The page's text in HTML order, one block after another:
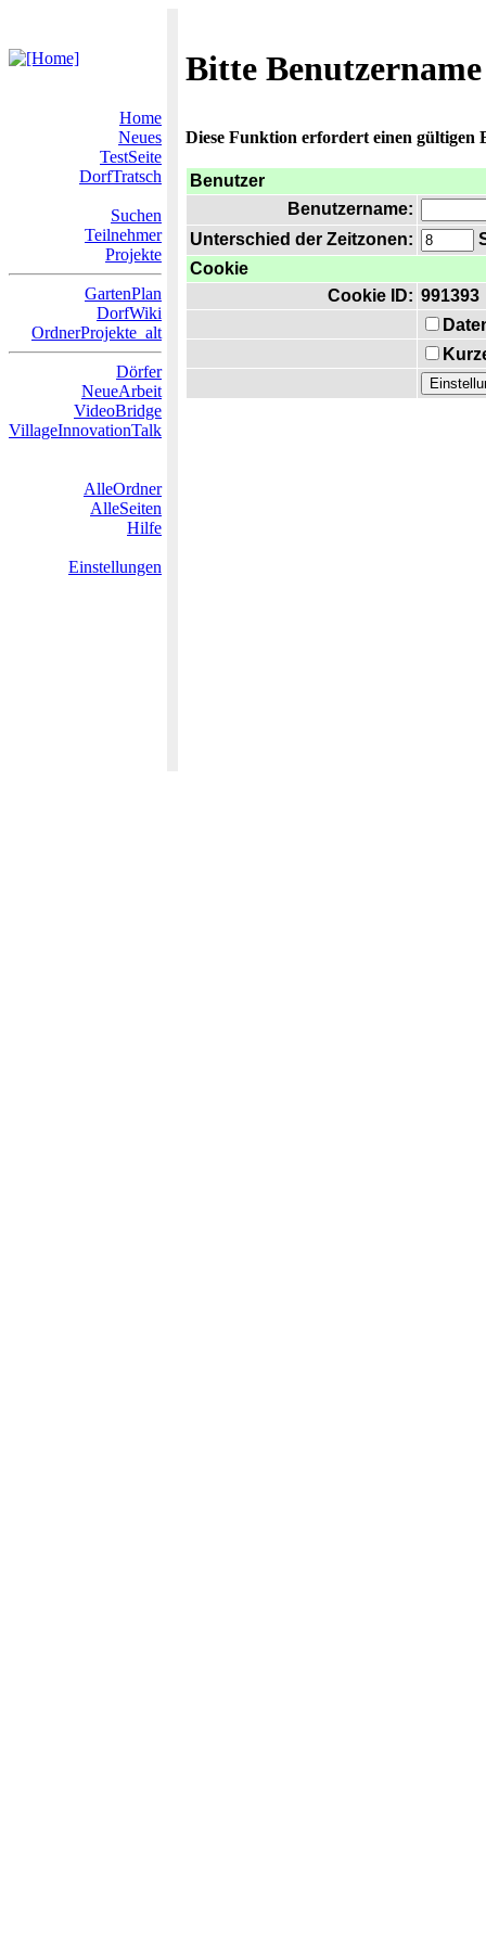
Bitte
Home
Neues
TestSeite
DorfTratsch
Suchen
Teilnehmer
Projekte
GartenPlan
DorfWiki
OrdnerProjekte_alt
Dörfer
NeueArbeit
VideoBridge
VillageInnovationTalk
AlleOrdner
AlleSeiten
Hilfe
Einstellungen
Diese Funktion erfordert einen gültigen
Benutzer
Benutzername:
Unterschied der Zeitzonen:
Cookie
Cookie ID: 991393